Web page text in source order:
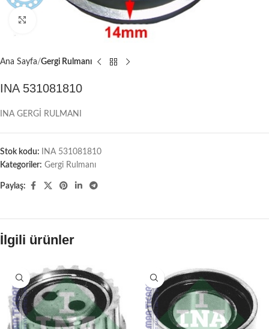
Büyütmek için tıklayın
Ana Sayfa Gergi Rulmanı
INA 531081810
INA GERGİ RULMANI
Stok kodu:
INA 531081810
Kategoriler: Gergi Rulmanı
Paylaş:
İlgili ürünler